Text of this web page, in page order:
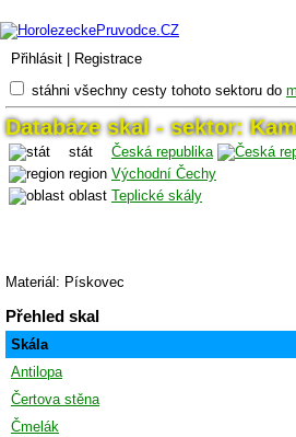
Přihlásit Registrace
stáhni všechny cesty tohoto sektoru do
Databáze skal - sektor:
stát
Česká republika
region Východní Čechy
oblast Teplické skály
Materiál: Pískovec
Přehled skal
Skála
Antilopa
Čertova stěna
Čmelák